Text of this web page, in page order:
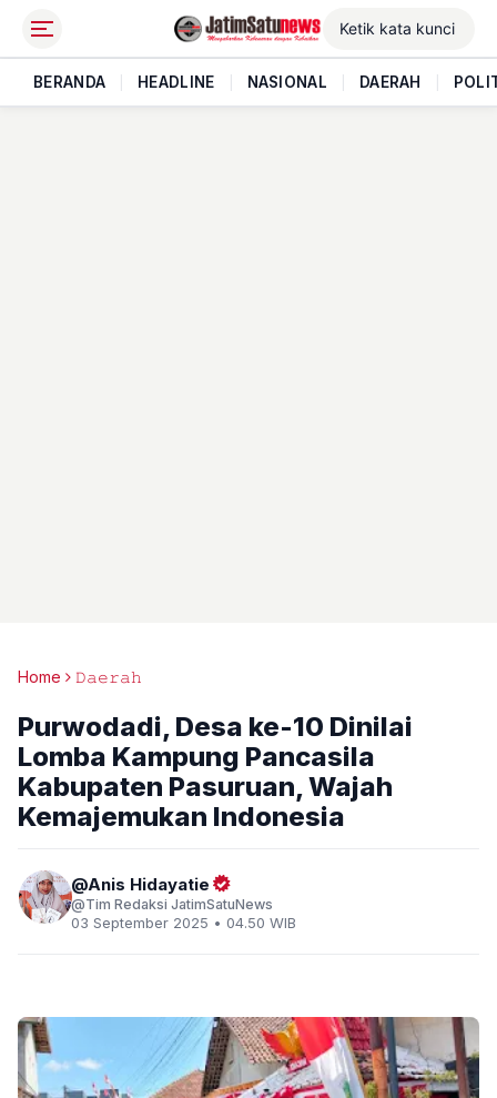
BERANDA HEADLINE NASIONAL DAERAH
Home 𝙳𝚊𝚎𝚛𝚊𝚑
Purwodadi, Desa ke-10 Dinilai
Lomba Kampung Pancasila
Kabupaten Pasuruan, Wajah
Kemajemukan Indonesia
Anis Hidayatie
Tim Redaksi JatimSatuNews
03 September 2025 • 04.50 WIB